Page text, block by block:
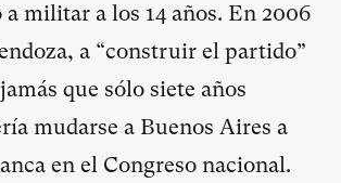
a militar a los 14 años. En 2006
a “construir el partido”
que sólo siete años
mudarse a Buenos Aires a
en el Congreso nacional.